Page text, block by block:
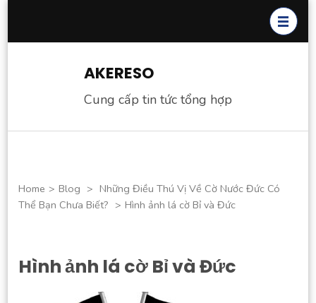
AKERESO
Cung cấp tin tức tổng hợp
Home > Blog > Những Điều Thú Vị Về Cờ Nước Đức Có
Thể Bạn Chưa Biết? > Hình ảnh lá cờ Bỉ và Đức
Hình ảnh lá cờ Bỉ và Đức